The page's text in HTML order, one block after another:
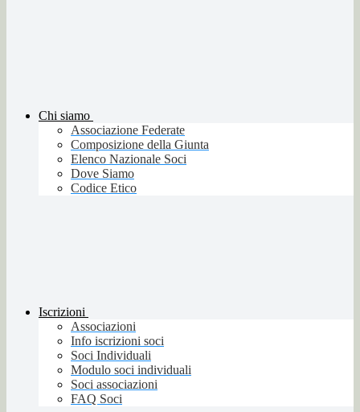
Chi siamo
Associazione Federate
Composizione della Giunta
Elenco Nazionale Soci
Dove Siamo
Codice Etico
Iscrizioni
Associazioni
Info iscrizioni soci
Soci Individuali
Modulo soci individuali
Soci associazioni
FAQ Soci